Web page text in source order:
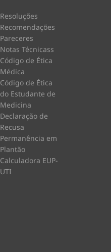
Resoluções
Recomendações
Pareceres
Notas Técnicass
Código de Ética
Médica
Código de Ética
do Estudante de
Medicina
Declaração de
Recusa
Permanência em
Plantão
Calculadora EUP-
UTI